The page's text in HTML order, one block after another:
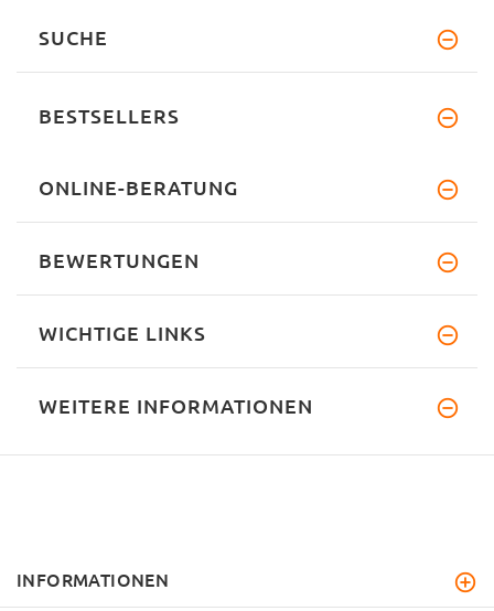
SUCHE
BESTSELLERS
ONLINE-BERATUNG
BEWERTUNGEN
WICHTIGE LINKS
WEITERE INFORMATIONEN
INFORMATIONEN